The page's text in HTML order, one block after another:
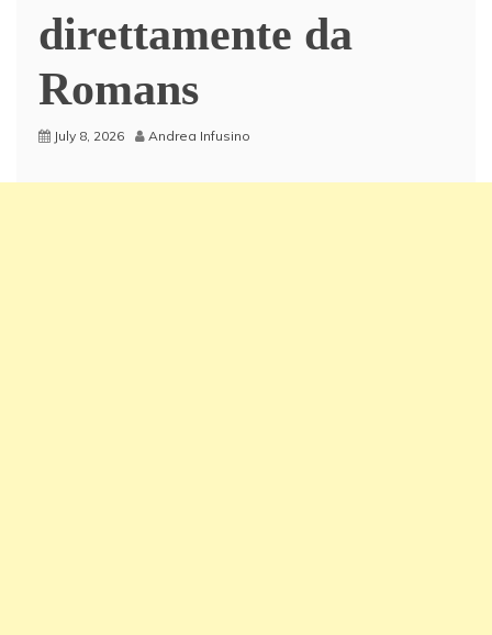
direttamente da
Romans
July 8, 2026 Andrea Infusino